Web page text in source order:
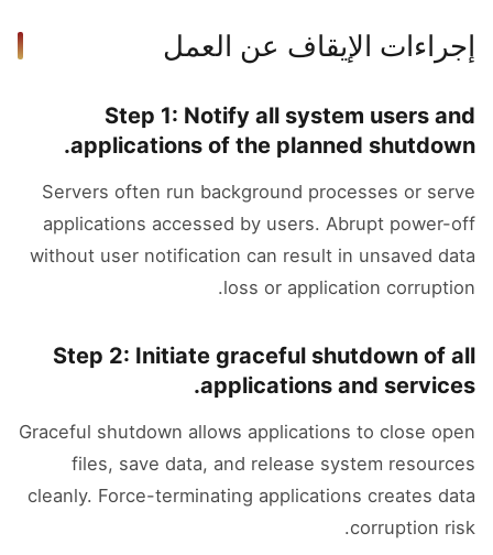
إجراءات الإيقاف عن العمل
Step 1: Notify all system users and
applications of the planned shutdown.
Servers often run background processes or serve
applications accessed by users. Abrupt power-off
without user notification can result in unsaved data
loss or application corruption.
Step 2: Initiate graceful shutdown of all
applications and services.
Graceful shutdown allows applications to close open
files, save data, and release system resources
cleanly. Force-terminating applications creates data
corruption risk.